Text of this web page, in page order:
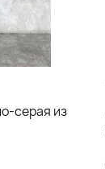
серая из